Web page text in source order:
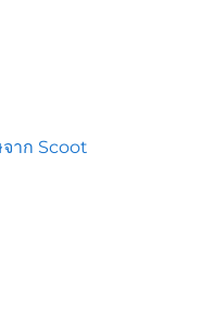
าก Scoot